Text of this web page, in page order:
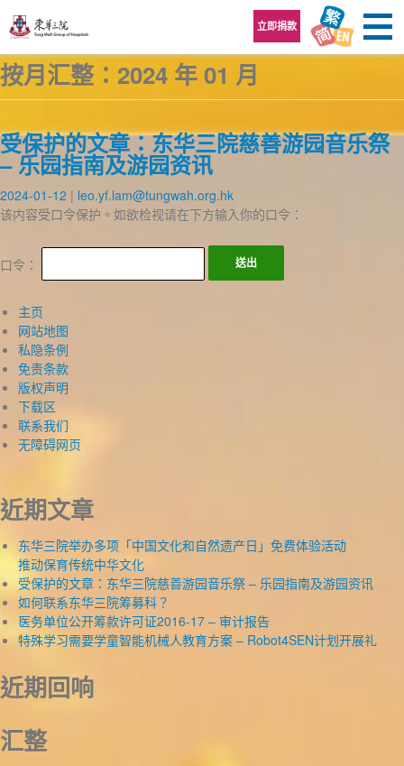
立即捐款
按月汇整：2024 年 01 月
受保护的文章：东华三院慈善游园音乐祭
– 乐园指南及游园资讯
2024-01-12
leo.yf.lam@tungwah.org.hk
该内容受口令保护。如欲检视请在下方输入你的口令：
口令：
主页
网站地图
私隐条例
免责条款
版权声明
下载区
联系我们
无障碍网页
近期文章
东华三院举办多项「中国文化和自然遗产日」免费体验活动
推动保育传统中华文化
受保护的文章：东华三院慈善游园音乐祭 – 乐园指南及游园资讯
如何联系东华三院筹募科？
医务单位公开筹款许可证2016-17 – 审计报告
特殊学习需要学童智能机械人教育方案 – Robot4SEN计划开展礼
近期回响
汇整